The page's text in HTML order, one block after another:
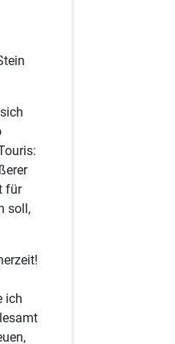
für
soll,
ich